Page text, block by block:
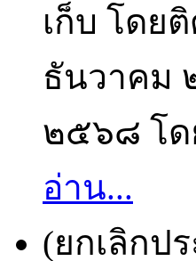
เก็บ โดย
ธันวาคม
๒๕๖๘ โด
อ่าน...
(ยกเลิกป